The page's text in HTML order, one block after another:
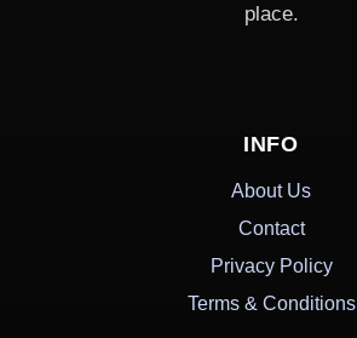
place.
INFO
About Us
Contact
Privacy Policy
Terms & Conditions